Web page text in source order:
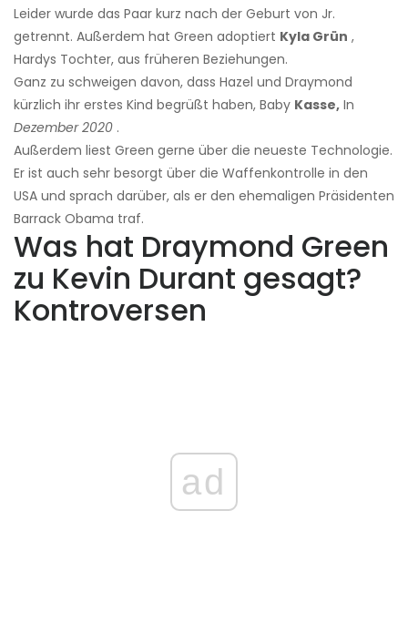
Leider wurde das Paar kurz nach der Geburt von Jr.
getrennt. Außerdem hat Green adoptiert Kyla Grün ,
Hardys Tochter, aus früheren Beziehungen.
Ganz zu schweigen davon, dass Hazel und Draymond
kürzlich ihr erstes Kind begrüßt haben, Baby Kasse, In
Dezember 2020 .
Außerdem liest Green gerne über die neueste Technologie.
Er ist auch sehr besorgt über die Waffenkontrolle in den
USA und sprach darüber, als er den ehemaligen Präsidenten
Barrack Obama traf.
Was hat Draymond Green
zu Kevin Durant gesagt?
Kontroversen
ad